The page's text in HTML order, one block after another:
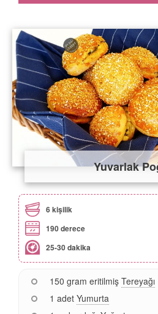
Yuvarlak
6 kişilik
190 derece
25-30 dakika
150 gram eritilmiş Tereyağı
1 adet Yumurta